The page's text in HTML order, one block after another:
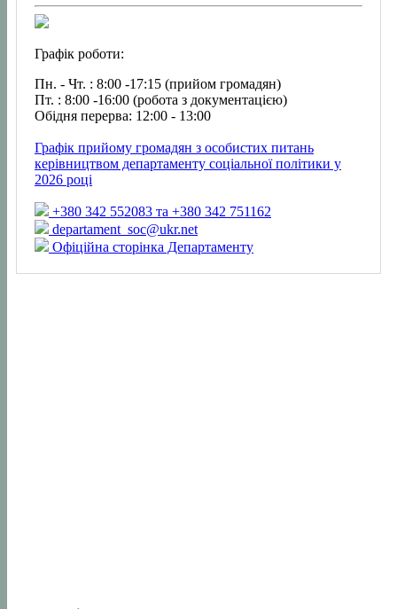
Графік роботи:
Пн. - Чт. : 8:00 -17:15 (прийом громадян)
Пт. : 8:00 -16:00 (робота з документацією)
Обідня перерва: 12:00 - 13:00
Графік прийому громадян з особистих питань
керівництвом департаменту соціальної політики у
2026 році
+380 342 552083 та +380 342 751162
departament_soc@ukr.net
Офіційна сторінка Департаменту